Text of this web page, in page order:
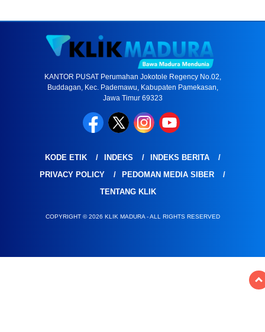
KANTOR PUSAT Perumahan Jokotole Regency No.02,
Buddagan, Kec. Pademawu, Kabupaten Pamekasan,
Jawa Timur 69323
KODE ETIK INDEKS
INDEKS BERITA
PRIVACY POLICY
PEDOMAN MEDIA SIBER
TENTANG KLIK
COPYRIGHT © 2026 KLIK MADURA - ALL RIGHTS RESERVED